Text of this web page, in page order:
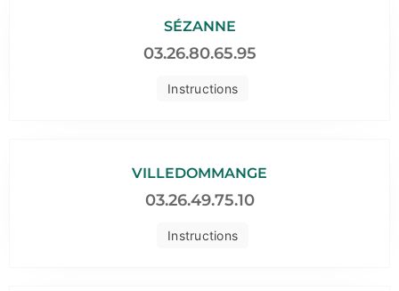
Instructions
SÉZANNE
03.26.80.65.95
Instructions
VILLEDOMMANGE
03.26.49.75.10